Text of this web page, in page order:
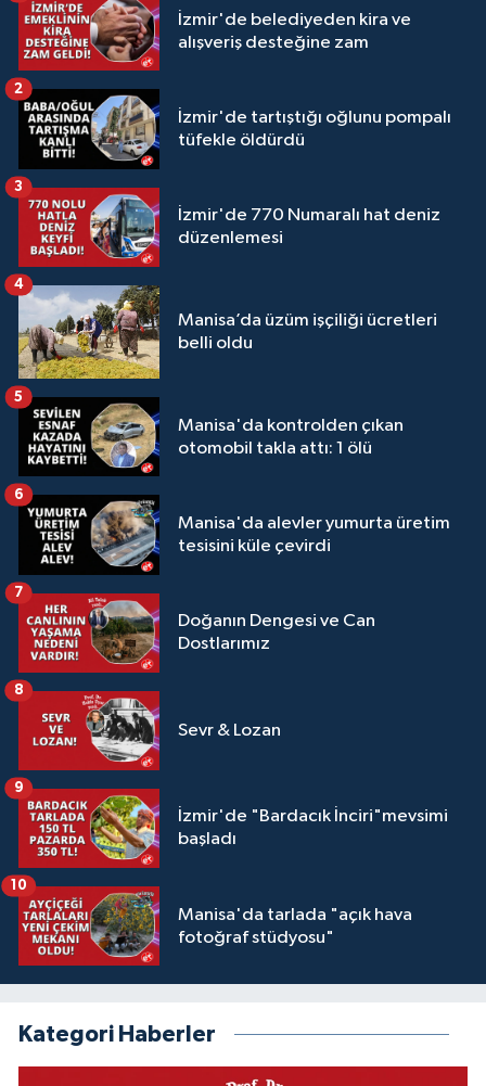
İzmir'de belediyeden kira ve
alışveriş desteğine zam
İzmir'de tartıştığı oğlunu pompalı
tüfekle öldürdü
2
İzmir'de 770 Numaralı hat deniz
düzenlemesi
3
Manisa’da üzüm işçiliği ücretleri
belli oldu
4
Manisa'da kontrolden çıkan
otomobil takla attı: 1 ölü
5
Manisa'da alevler yumurta üretim
tesisini küle çevirdi
6
Doğanın Dengesi ve Can
Dostlarımız
7
Sevr & Lozan
8
İzmir'de "Bardacık İnciri"mevsimi
başladı
9
Manisa'da tarlada "açık hava
fotoğraf stüdyosu"
10
Kategori Haberler